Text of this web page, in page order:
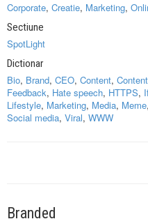
Corporate, Creatie, Marketing,
Sectiune
SpotLight
Dictionar
Bio, Brand, CEO, Content,
Feedback, Hate speech, HTTPS,
Lifestyle, Marketing, Media, Meme,
Social media, Viral, WWW
Branded